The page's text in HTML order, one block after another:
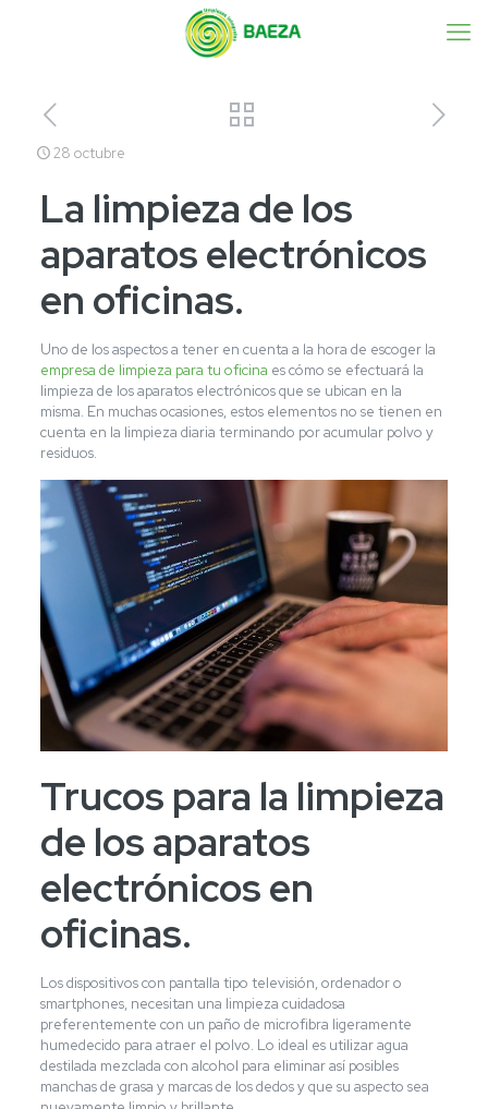
28 octubre
La limpieza de los
aparatos electrónicos
en oficinas.
Uno de los aspectos a tener en cuenta a la hora de escoger la
empresa de limpieza para tu oficina es cómo se efectuará la
limpieza de los aparatos electrónicos que se ubican en la
misma. En muchas ocasiones, estos elementos no se tienen en
cuenta en la limpieza diaria terminando por acumular polvo y
residuos.
Trucos para la limpieza
de los aparatos
electrónicos en
oficinas.
Los dispositivos con pantalla tipo televisión, ordenador o
smartphones, necesitan una limpieza cuidadosa
preferentemente con un paño de microfibra ligeramente
humedecido para atraer el polvo. Lo ideal es utilizar agua
destilada mezclada con alcohol para eliminar así posibles
manchas de grasa y marcas de los dedos y que su aspecto sea